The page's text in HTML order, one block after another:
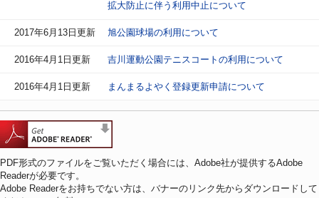
拡大防止に伴う利用中止について
2017年6月13日更新 旭公園球場の利用について
2016年4月1日更新 吉川運動公園テニスコートの利用について
2016年4月1日更新 まんまるよやく登録更新申請について
PDF形式のファイルをご覧いただく場合には、Adobe社が提供するAdobe
Readerが必要です。
Adobe Readerをお持ちでない方は、バナーのリンク先からダウンロードして